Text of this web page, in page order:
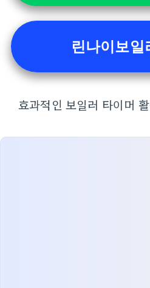
린나이보일
효과적인 보일러 타이머